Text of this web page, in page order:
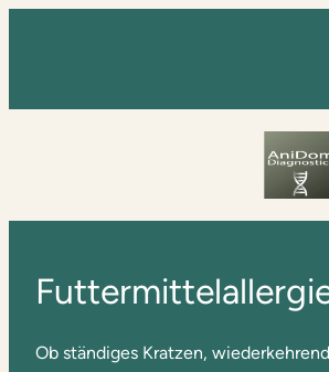
Ob ständiges Kratzen,